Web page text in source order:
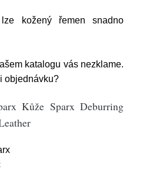
kožený řemen snadno
katalogu vás nezklame.
objednávku?
Kůže Sparx Deburring